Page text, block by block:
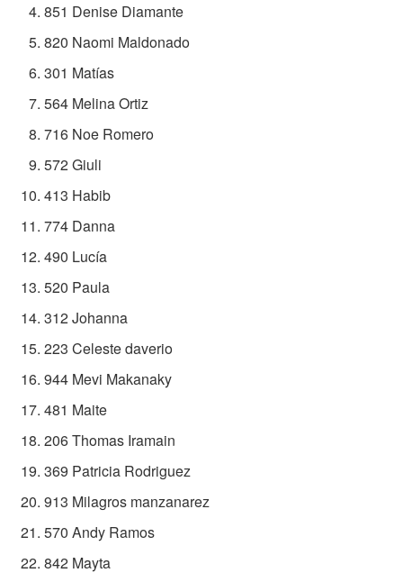
851 Denise Diamante
820 Naomi Maldonado
301 Matías
564 Melina Ortiz
716 Noe Romero
572 Giuli
413 Habib
774 Danna
490 Lucía
520 Paula
312 Johanna
223 Celeste daverio
944 Mevi Makanaky
481 Maite
206 Thomas Iramain
369 Patricia Rodriguez
913 Milagros manzanarez
570 Andy Ramos
842 Mayta